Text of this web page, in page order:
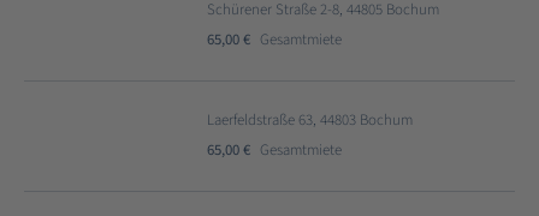
Schürener Straße 2-8, 44805 Bochum
65,00 € Gesamtmiete
Laerfeldstraße 63, 44803 Bochum
65,00 € Gesamtmiete